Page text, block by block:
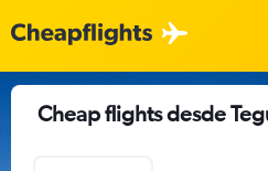
Cheap flights desde